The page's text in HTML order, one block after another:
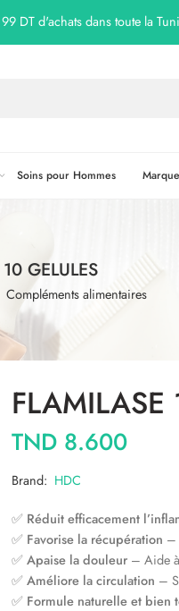
DT d'achats dans toute la
Soins pour Hommes
GELULES
Compléments alimentaires
FLAMILASE
TND 8.600
Brand: HDC
✅ Réduit efficacement
✅ Favorise la récupération –
✅Apaise la douleur – Aide
✅Améliore la circulation –
✅ Formule naturelle et bien